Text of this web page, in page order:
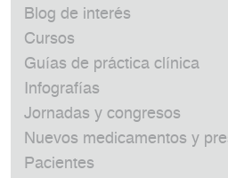
Blog de interés
Cursos
Guías de práctica clínica
Infografías
Jornadas y congresos
Nuevos medicamentos y
Pacientes